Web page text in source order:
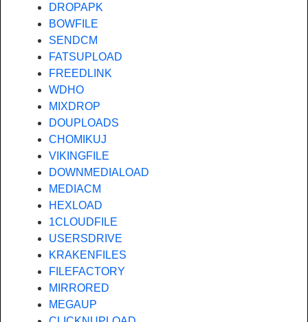
DROPAPK
BOWFILE
SENDCM
FATSUPLOAD
FREEDLINK
WDHO
MIXDROP
DOUPLOADS
CHOMIKUJ
VIKINGFILE
DOWNMEDIALOAD
MEDIACM
HEXLOAD
1CLOUDFILE
USERSDRIVE
KRAKENFILES
FILEFACTORY
MIRRORED
MEGAUP